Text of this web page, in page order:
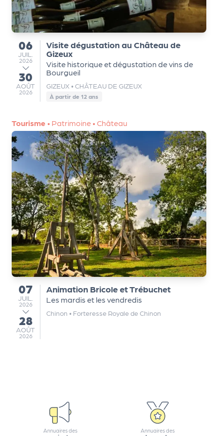
du
06
JUILLET
JUIL.
2026
au
30
AOÛT
AOÛT
2026
Visite dégustation au Château de
Gizeux
Visite historique et dégustation de vins de
Bourgueil
GIZEUX •CHÂTEAU DE GIZEUX
À partir de 12 ans
Tourisme • Patrimoine • Château
du
07
JUILLET
JUIL.
2026
au
28
AOÛT
AOÛT
2026
Animation Bricole et Trébuchet
Les mardis et les vendredis
Chinon • Forteresse Royale de Chinon
Annuaires des Annuaires des
e
tt
e
r